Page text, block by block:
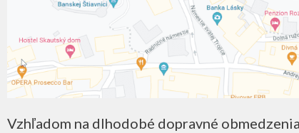
Vzhľadom na dlhodobé dopravné